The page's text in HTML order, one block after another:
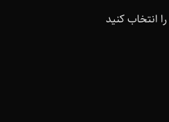
را انتخاب کنید